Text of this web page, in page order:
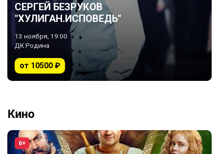
СЕРГЕЙ БЕЗРУКОВ
"ХУЛИГАН.ИСПОВЕДЬ"
13 ноября, 19:00
ДК Родина
от 10500 ₽
Кино
6+